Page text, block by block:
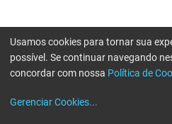
Usamos cookies para tornar sua
possível. Se continuar navegando
concordar com nossa Política de
Gerenciar Cookies...
Erro ao enviar informações, por